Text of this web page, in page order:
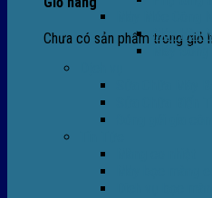
Chưa có sản phẩm trong giỏ
Máy Hàn
Máy Đóng